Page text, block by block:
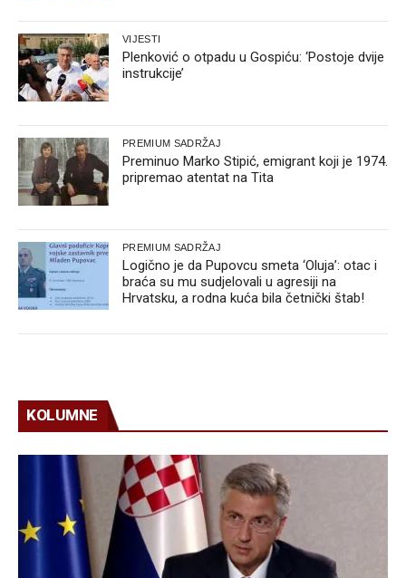
VIJESTI
Plenković o otpadu u Gospiću: ‘Postoje dvije
instrukcije’
PREMIUM SADRŽAJ
Preminuo Marko Stipić, emigrant koji je 1974.
pripremao atentat na Tita
PREMIUM SADRŽAJ
Logično je da Pupovcu smeta ‘Oluja’: otac i
braća su mu sudjelovali u agresiji na
Hrvatsku, a rodna kuća bila četnički štab!
KOLUMNE